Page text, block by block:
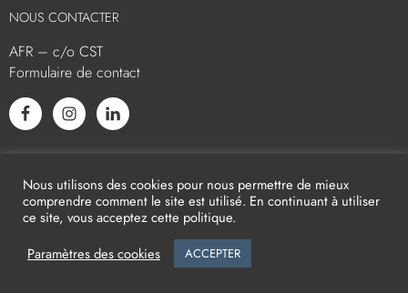
NOUS CONTACTER
AFR – c/o CST
Formulaire de contact
Nous utilisons des cookies pour nous permettre de mieux
comprendre comment le site est utilisé. En continuant à utiliser
ce site, vous acceptez cette politique.
Paramètres des cookies
ACCEPTER